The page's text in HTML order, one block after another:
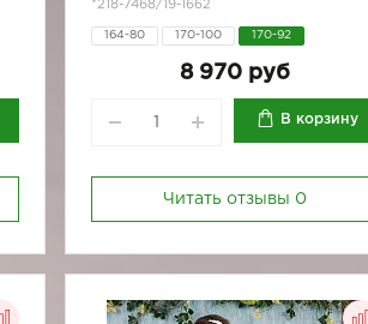
*218-7468/19-1662
164-80 170-100 170-92
8 970 руб
В корзину
Читать отзывы 0